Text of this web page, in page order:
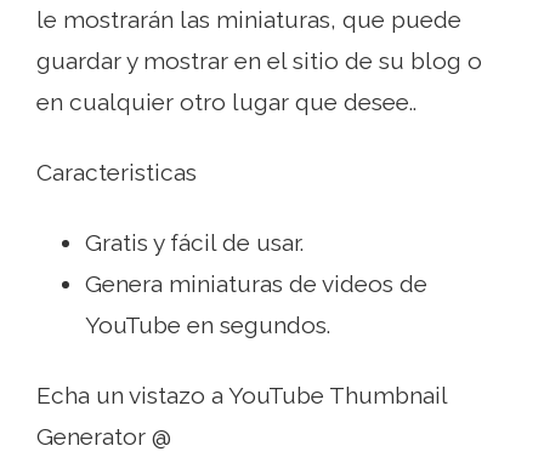
le mostrarán las miniaturas, que puede
guardar y mostrar en el sitio de su blog o
en cualquier otro lugar que desee..
Caracteristicas
Gratis y fácil de usar.
Genera miniaturas de videos de
YouTube en segundos.
Echa un vistazo a YouTube Thumbnail
Generator @